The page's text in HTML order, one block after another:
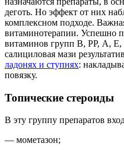
деготь. Но эффект от них
комплексном подходе.
витаминотерапии. Успешно
витаминов групп В, РР, А, Е,
салициловая мази
ладонях и ступнях:
повязку.
Топические стероиды
В эту группу препаратов
— мометазон;